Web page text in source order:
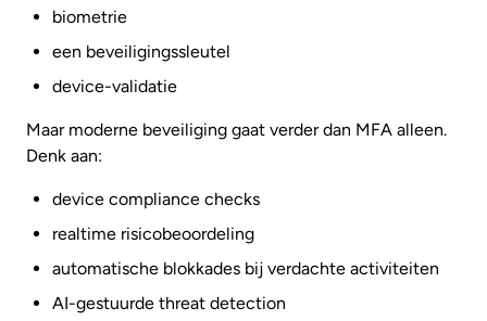
biometrie
een beveiligingssleutel
device-validatie
Maar moderne beveiliging gaat verder dan MFA alleen.
Denk aan:
device compliance checks
realtime risicobeoordeling
automatische blokkades bij verdachte activiteiten
AI-gestuurde threat detection